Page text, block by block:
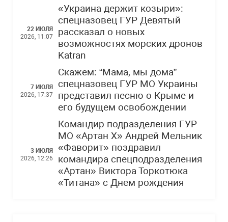
22 ИЮЛЯ
2026, 11:07
«Украина держит козыри»:
спецназовец ГУР Девятый
рассказал о новых
возможностях морских дронов
Katran
7 ИЮЛЯ
2026, 17:37
Скажем: “Мама, мы дома”
спецназовец ГУР МО Украины
представил песню о Крыме и
его будущем освобождении
3 ИЮЛЯ
2026, 12:26
Командир подразделения ГУР
МО «Артан Х» Андрей Мельник
«Фаворит» поздравил
командира спецподразделения
«Артан» Виктора Торкотюка
«Титана» с Днем рождения